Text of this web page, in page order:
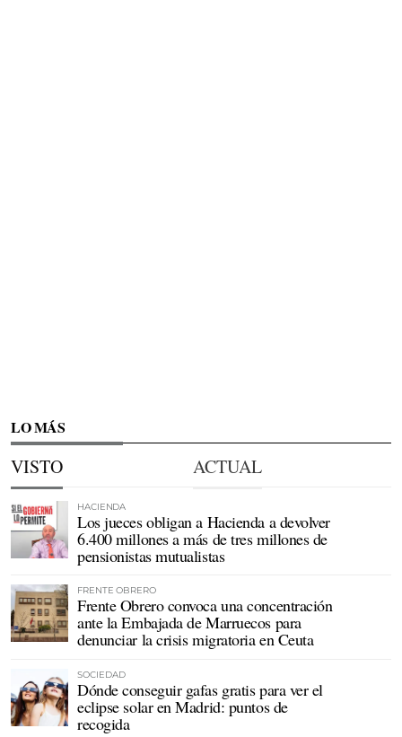
LO MÁS
VISTO ACTUAL
HACIENDA
Los jueces obligan a Hacienda a devolver
6.400 millones a más de tres millones de
pensionistas mutualistas
FRENTE OBRERO
Frente Obrero convoca una concentración
ante la Embajada de Marruecos para
denunciar la crisis migratoria en Ceuta
SOCIEDAD
Dónde conseguir gafas gratis para ver el
eclipse solar en Madrid: puntos de
recogida